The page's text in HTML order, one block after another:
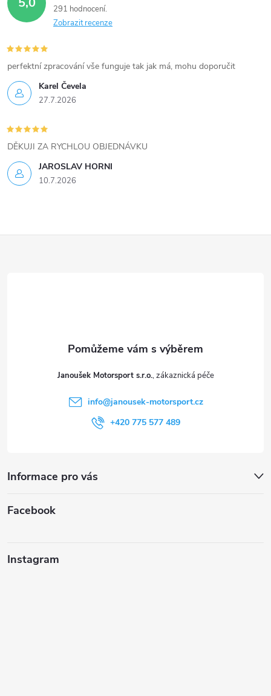
k
v
ý
p
i
s
u
291 hodnocení
Zobrazit recenze
Karel Čevela
27.7.2026
perfektní zpracování vše funguje tak jak má, mohu doporučit
JAROSLAV HORNI
10.7.2026
DĚKUJI ZA RYCHLOU OBJEDNÁVKU
Janoušek Motorsport s.r.o.
info@janousek-motorsport.cz
+420 775 577 489
Informace pro vás
Facebook
Instagram